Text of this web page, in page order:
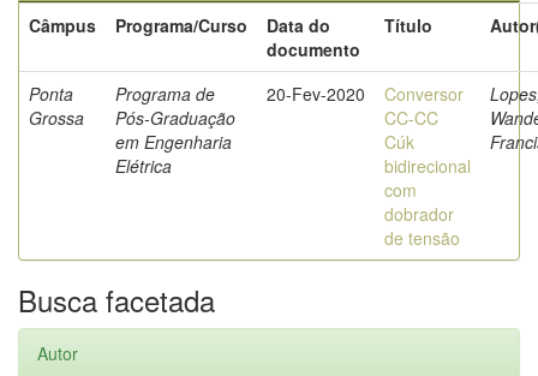
Câmpus
Programa/Curso
Data do
documento
Título
Ponta
Grossa
Programa de
Pós-Graduação
em Engenharia
Elétrica
20-Fev-2020
Conversor
CC-CC
Cúk
bidirecional
com
dobrador
de tensão
Busca facetada
Autor